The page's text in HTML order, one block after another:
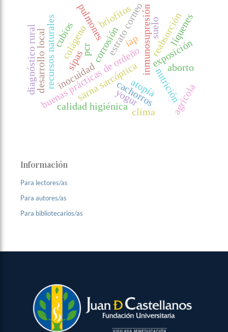
sarna sarcóptica
inmunosupresiónexposición
nutrición
cachorros
buenas prácticas de ordeño
calidad higiénica
inocuidad atopía
colágeno estrato corneo
recursos naturales
desarrollo local
diagnóstico rural corrosión
pulmones
aborto
pcr reabsorción
cubios
yogur agrícola
clima
suelo
sipas
briofitos líquenes
iap
Información
Para lectores/as
Para autores/as
Para bibliotecarios/as